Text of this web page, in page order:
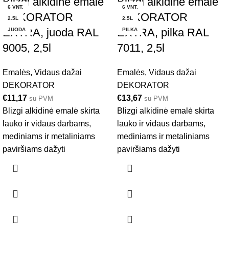
6 VNT.
2.5L
JUODA
DEKORATOR
EXTRA, juoda RAL
9005, 2,5l
Emalės, Vidaus dažai
DEKORATOR
€11,17 su PVM
Blizgi alkidinė emalė skirta
lauko ir vidaus darbams,
mediniams ir metaliniams
paviršiams dažyti
6 VNT.
2.5L
PILKA
DEKORATOR
EXTRA, pilka RAL
7011, 2,5l
Emalės, Vidaus dažai
DEKORATOR
€13,67 su PVM
Blizgi alkidinė emalė skirta
lauko ir vidaus darbams,
mediniams ir metaliniams
paviršiams dažyti